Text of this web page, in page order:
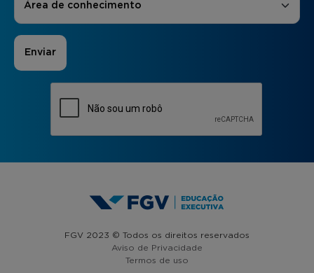
Área de conhecimento
FGV 2023 © Todos os direitos reservados
Aviso de Privacidade
Termos de uso